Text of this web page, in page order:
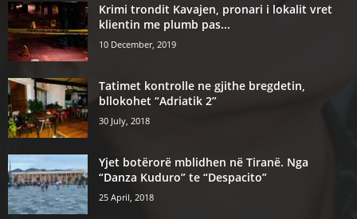
Krimi trondit Kavajen, pronari i lokalit vret
klientin me plumb pas...
10 December, 2019
Tatimet kontrolle ne gjithe bregdetin,
bllokohet “Adriatik 2”
30 July, 2018
Yjet botërorë mblidhen në Tiranë. Nga
“Danza Kuduro” te “Despacito”
25 April, 2018